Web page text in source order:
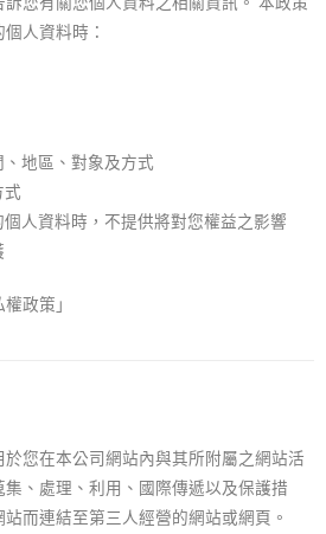
人資料時：
地區、對象及方式
式
人資料時，不提供將對您權益之影響
政策」
您在本公司網站內與其所附屬之網站活
、處理、利用、國際傳遞以及保護措
而連結至第三人經營的網站或網頁。